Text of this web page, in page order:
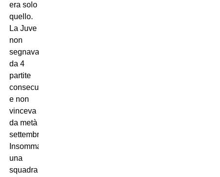
era solo
quello.
La Juve
non
segnava
da 4
partite
consecutive
e non
vinceva
da metà
settembre.
Insomma,
una
squadra